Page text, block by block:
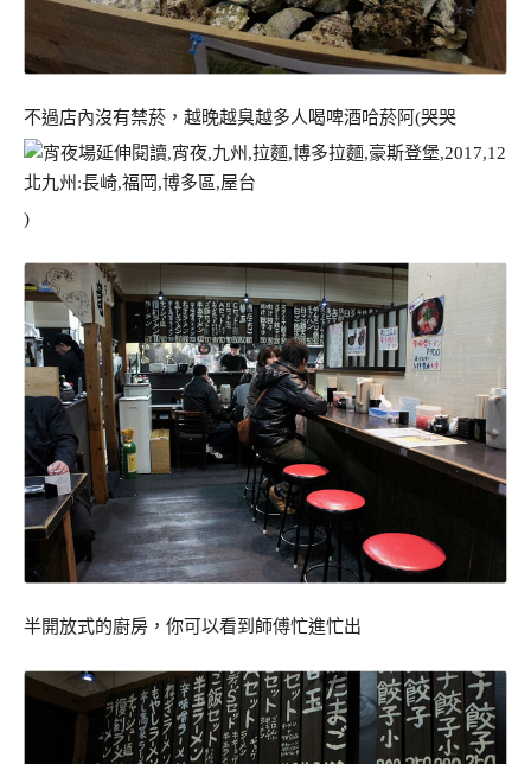
不過店內沒有禁菸，越晚越臭越多人喝啤酒哈菸阿(哭哭
)
半開放式的廚房，你可以看到師傅忙進忙出